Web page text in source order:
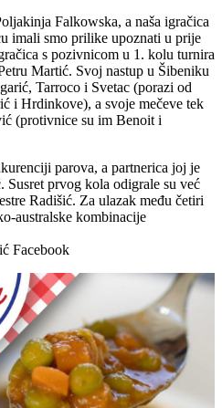
Falkowska, a naša igračica
imali smo prilike upoznati u prije
s pozivnicom u 1. kolu turnira
Martić. Svoj nastup u Šibeniku
Tarroco i Svetac (porazi od
i Hrdinkove), a svoje mečeve tek
(protivnice su im Benoit i
parova, a partnerica joj je
prvog kola odigrale su već
Radišić. Za ulazak među četiri
australske kombinacije
Facebook